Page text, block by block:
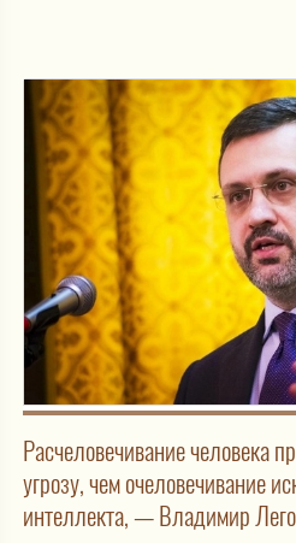
Расчеловечивание человека
угрозу, чем очеловечивание
интеллекта, — Владимир